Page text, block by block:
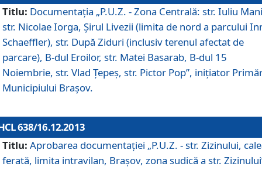
Titlu: Documentaţia „P.U.Z. - Zona Centrală: str. Iuliu
str. Nicolae Iorga, Şirul Livezii (limita de nord a parcului
Schaeffler), str. După Ziduri (inclusiv terenul afectat de
parcare), B-dul Eroilor, str. Matei Basarab, B-dul 15
Noiembrie, str. Vlad Ţepeş, str. Pictor Pop”, iniţiator
Municipiului Braşov.
638/16.12.2013
Titlu: Aprobarea documentaţiei „P.U.Z. - str. Zizinului,
ferată, limita intravilan, Braşov, zona sudică a str.